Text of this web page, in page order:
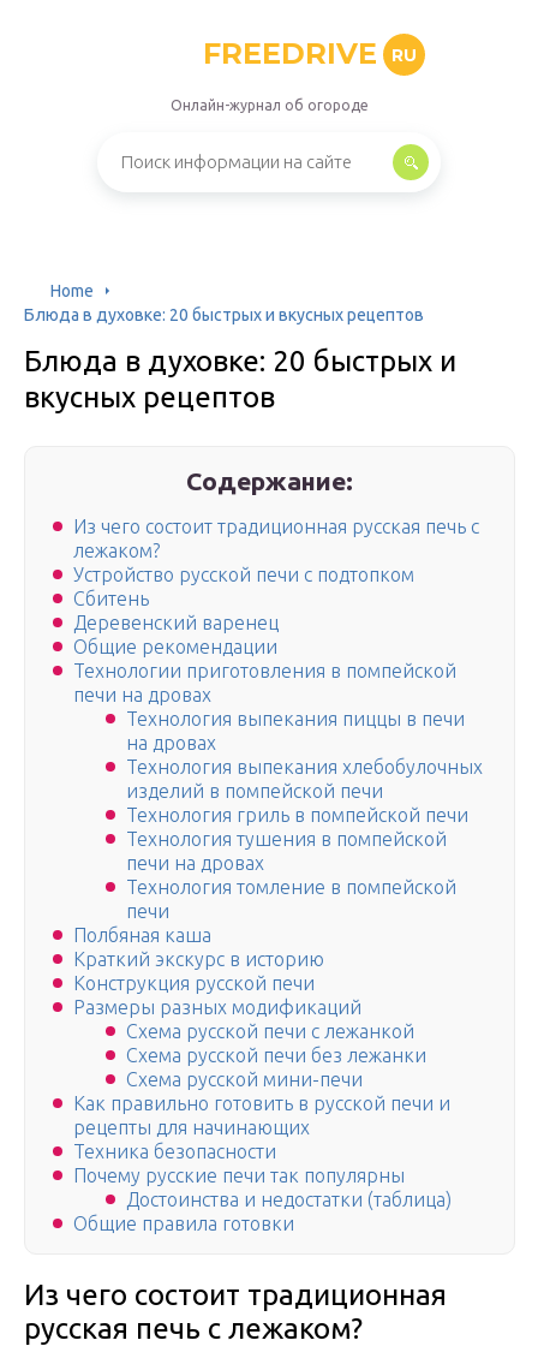
FREEDRIVE RU
Онлайн-журнал об огороде
Home
Блюда в духовке: 20 быстрых и вкусных рецептов
Блюда в духовке: 20 быстрых и
вкусных рецептов
Содержание:
Из чего состоит традиционная русская печь с
лежаком?
Устройство русской печи с подтопком
Сбитень
Деревенский варенец
Общие рекомендации
Технологии приготовления в помпейской
печи на дровах
Технология выпекания пиццы в печи
на дровах
Технология выпекания хлебобулочных
изделий в помпейской печи
Технология гриль в помпейской печи
Технология тушения в помпейской
печи на дровах
Технология томление в помпейской
печи
Полбяная каша
Краткий экскурс в историю
Конструкция русской печи
Размеры разных модификаций
Схема русской печи с лежанкой
Схема русской печи без лежанки
Схема русской мини-печи
Как правильно готовить в русской печи и
рецепты для начинающих
Техника безопасности
Почему русские печи так популярны
Достоинства и недостатки (таблица)
Общие правила готовки
Из чего состоит традиционная
русская печь с лежаком?